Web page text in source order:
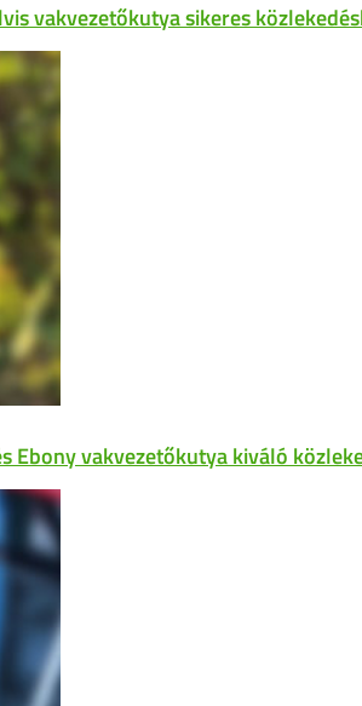
vakvezetőkutya sikeres
Ebony vakvezetőkutya kiváló